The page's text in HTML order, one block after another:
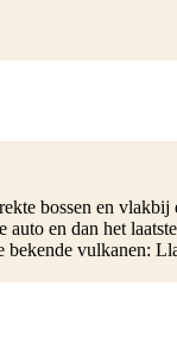
bossen en vlakbij
en dan het
bekende vulkanen: